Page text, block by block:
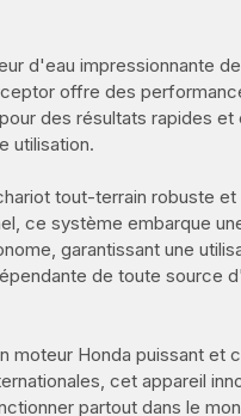
d'eau impressionnante de
offre des
des résultats rapides
utilisation.
tout-terrain robuste et
ce système embarque
garantissant une
de toute source
moteur Honda puissant et
cet appareil
partout dans le